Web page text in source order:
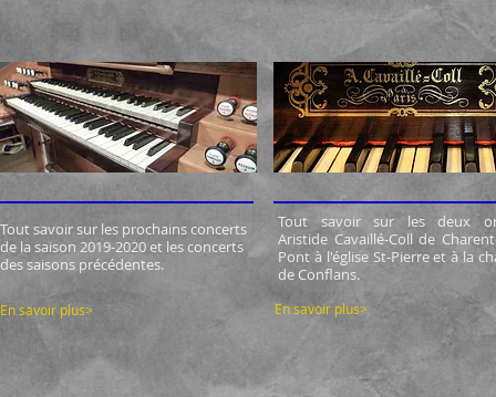
Tout savoir sur les prochains concerts
de la saison 2019-2020 et les concerts
des saisons précédentes.
En savoir plus>
Tout savoir sur les deux
Aristide Cavaillé-Coll de
Pont à l'église St-Pierre et à la
de Conflans.
En savoir plus>